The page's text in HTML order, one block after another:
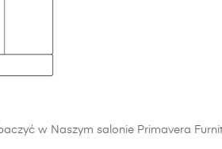
w Naszym salonie Primavera